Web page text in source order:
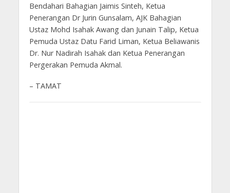
Bendahari Bahagian Jaimis Sinteh, Ketua
Penerangan Dr Jurin Gunsalam, AJK Bahagian
Ustaz Mohd Isahak Awang dan Junain Talip, Ketua
Pemuda Ustaz Datu Farid Liman, Ketua Beliawanis
Dr. Nur Nadirah Isahak dan Ketua Penerangan
Pergerakan Pemuda Akmal.
– TAMAT